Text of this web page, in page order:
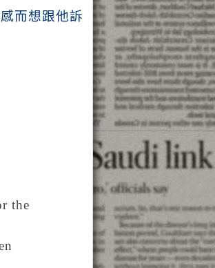
而想跟他訴
the